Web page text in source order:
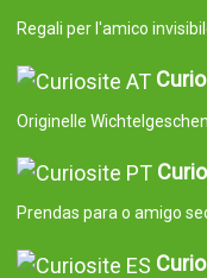
Regali per l'amico
Originelle
Prendas para o amigo